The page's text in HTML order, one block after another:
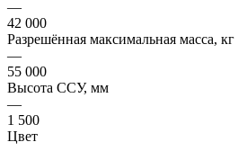
—
42 000
Разрешённая максимальная масса, кг
—
55 000
Высота ССУ, мм
—
1 500
Цвет